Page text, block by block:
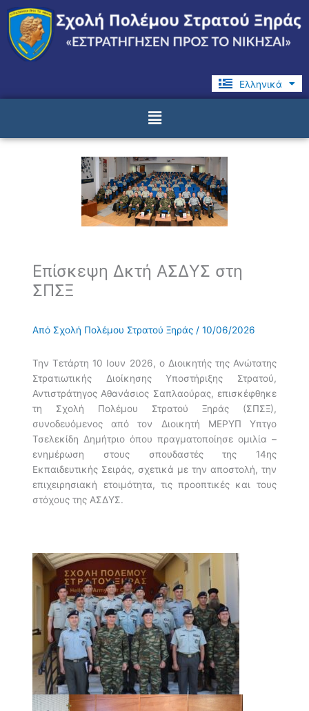
Μετάβαση
στο
περιεχόμενο
Ελληνικά
English
Menu
Επίσκεψη Δκτή ΑΣΔΥΣ στη
ΣΠΣΞ
Από Σχολή Πολέμου Στρατού Ξηράς /10/06/2026
Την Τετάρτη 10 Ιουν 2026, ο Διοικητής της Ανώτατης
Στρατιωτικής Διοίκησης Υποστήριξης Στρατού,
Αντιστράτηγος Αθανάσιος Σαπλαούρας, επισκέφθηκε
τη Σχολή Πολέμου Στρατού Ξηράς (ΣΠΣΞ),
συνοδευόμενος από τον Διοικητή ΜΕΡΥΠ Υπτγο
Τσελεκίδη Δημήτριο όπου πραγματοποίησε ομιλία –
ενημέρωση στους σπουδαστές της 14ης
Εκπαιδευτικής Σειράς, σχετικά με την αποστολή, την
επιχειρησιακή ετοιμότητα, τις προοπτικές και τους
στόχους της ΑΣΔΥΣ.